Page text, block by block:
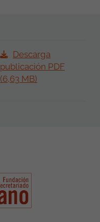
Descarga
publicación PDF
(6,63 MB)